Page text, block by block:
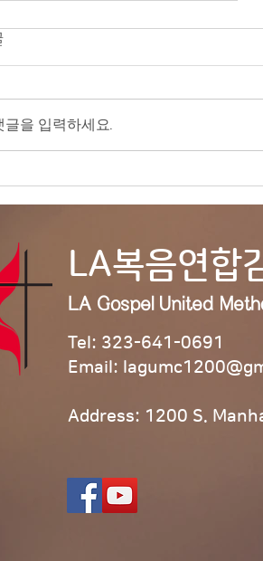
글을 입력하세요.
LA복음연합
LA Gospel United
Tel: 323-641-0691
Email:
Address: 1200 S.